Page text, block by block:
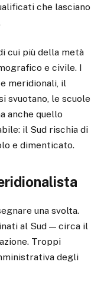
che lasciano
cui più della metà
e civile. I
meridionali, il
svuotano, le scuole
anche quello
il Sud rischia di
e dimenticato.
una svolta.
al Sud — circa il
Troppi
degli